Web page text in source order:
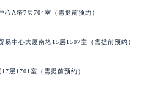
心A塔7层704室（需提前预约）
中心大厦南塔15层1507室（需提前预约）
层1701室（需提前预约）